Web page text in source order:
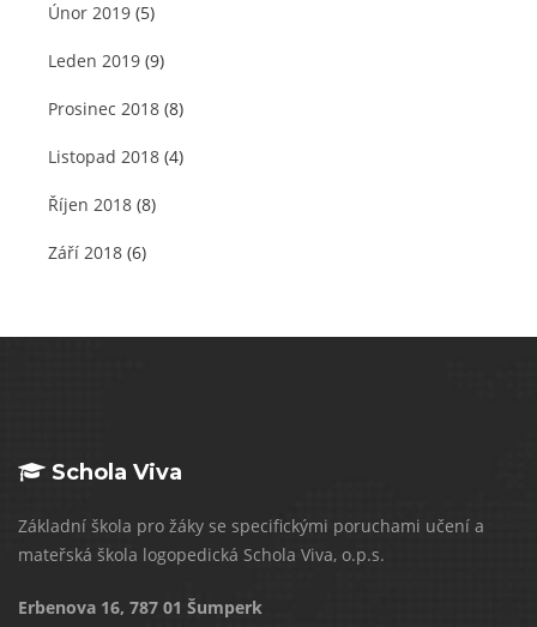
Únor 2019 (5)
Leden 2019 (9)
Prosinec 2018 (8)
Listopad 2018 (4)
Říjen 2018 (8)
Září 2018 (6)
Schola Viva
Základní škola pro žáky se specifickými poruchami učení a
mateřská škola logopedická Schola Viva, o.p.s.
Erbenova 16, 787 01 Šumperk